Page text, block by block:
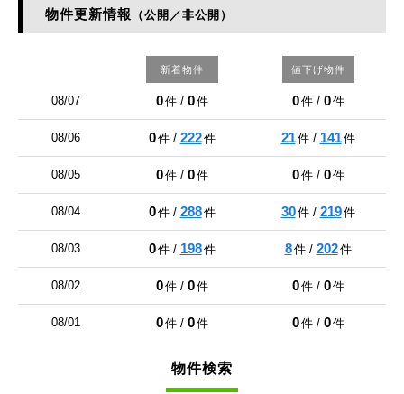
物件更新情報 （公開／非公開）
新着物件 値下げ物件
08/07 0件 / 0件 0件 / 0件
08/06 0件 / 222件 21件 / 141件
08/05 0件 / 0件 0件 / 0件
08/04 0件 / 288件 30件 / 219件
08/03 0件 / 198件 8件 / 202件
08/02 0件 / 0件 0件 / 0件
08/01 0件 / 0件 0件 / 0件
物件検索